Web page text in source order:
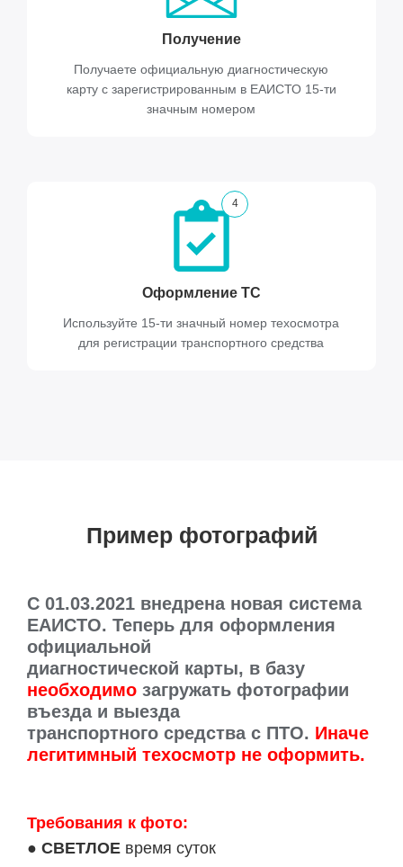
Получение
Получаете официальную диагностическую
карту с зарегистрированным в ЕАИСТО 15-ти
значным номером
4
Оформление ТС
Используйте 15-ти значный номер техосмотра
для регистрации транспортного средства
Пример фотографий
C 01.03.2021 внедрена новая система
ЕАИСТО. Теперь для оформления
официальной
диагностической карты, в базу
необходимо загружать фотографии
въезда и выезда
транспортного средства с ПТО. Иначе
легитимный техосмотр не оформить.
Требования к фото:
● СВЕТЛОЕ время суток